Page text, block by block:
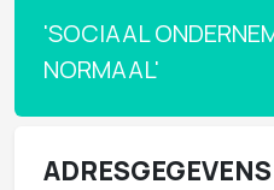
'SOCIAAL
NORMAAL'
ADRESGEGEVENS